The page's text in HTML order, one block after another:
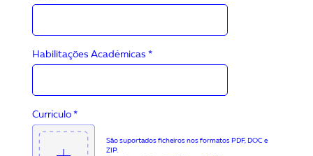
Habilitações Académicas *
Currículo *
São suportados ficheiros nos formatos PDF, DOC e
ZIP.